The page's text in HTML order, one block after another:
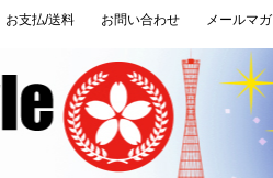
お支払/送料 お問い合わせ メールマ